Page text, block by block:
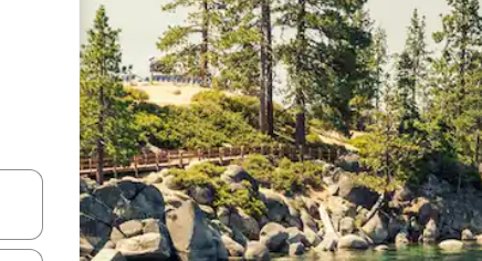
करके नेविगेट करें या टच या फिर स्वाइप जेस्चर का इस्तेमाल करके एक्सप्लोर करें।